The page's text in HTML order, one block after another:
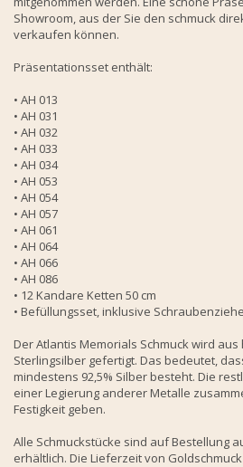
Showroom, aus der Sie den schmuck
verkaufen können.
Präsentationsset enthält:
• AH 013
• AH 031
• AH 032
• AH 033
• AH 034
• AH 053
• AH 054
• AH 057
• AH 061
• AH 064
• AH 066
• AH 086
• 12 Kandare Ketten 50 cm
• Befüllungsset, inklusive
Der Atlantis Memorials Schmuck wird
Sterlingsilber gefertigt. Das bedeutet,
mindestens 92,5% Silber besteht. Die
einer Legierung anderer Metalle
Festigkeit geben.
Alle Schmuckstücke sind auf Bestellung
erhältlich. Die Lieferzeit von